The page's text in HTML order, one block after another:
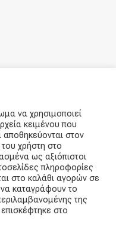
να χρησιμοποιεί
κειμένου που
αποθηκεύονται στον
χρήστη στο
ως αξιόπιστοι
πληροφορίες
στο καλάθι αγορών σε
καταγράφουν το
της
στο